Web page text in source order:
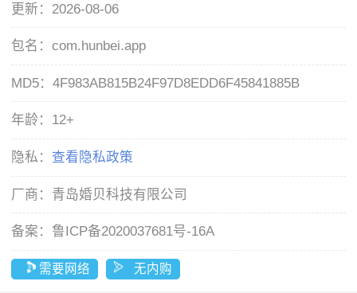
更新： 2026-08-06
包名：com.hunbei.app
MD5：4F983AB815B24F97D8EDD6F45841885B
年龄： 12+
隐私： 查看隐私政策
厂商： 青岛婚贝科技有限公司
备案： 鲁ICP备2020037681号-16A
需要网络 无内购